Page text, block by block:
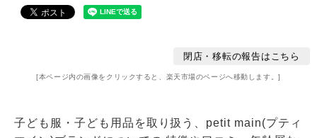
閉店・移転の報告はこちら
[本ページ内の画像をクリックすると、楽天市場のページへ移動します。]
子ども服・子ども用品を取り扱う、petit main(プティ